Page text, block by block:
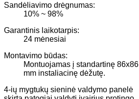
Sandėliavimo drėgnumas:
10% ~ 98%
Garantinis laikotarpis:
24 mėnesiai
Montavimo būdas:
Montuojamas į standartinę 86x86
mm instaliacinę dėžutę.
4-ių mygtukų sieninė valdymo panelė